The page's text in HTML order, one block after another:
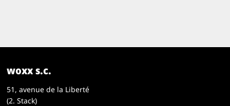
woxx s.c.
51, avenue de la Liberté
(2. Stack)